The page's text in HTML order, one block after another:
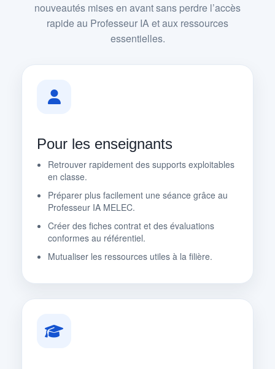
nouveautés mises en avant sans perdre l’accès
rapide au Professeur IA et aux ressources
essentielles.
Pour les enseignants
Retrouver rapidement des supports exploitables
en classe.
Préparer plus facilement une séance grâce au
Professeur IA MELEC.
Créer des fiches contrat et des évaluations
conformes au référentiel.
Mutualiser les ressources utiles à la filière.